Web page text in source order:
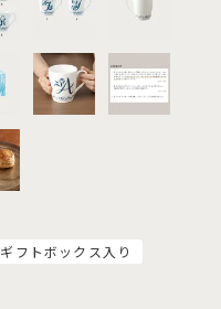
ギフトボックス入り